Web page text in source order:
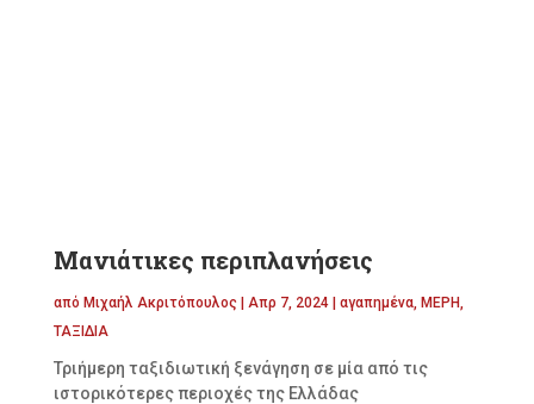
Μανιάτικες περιπλανήσεις
από Μιχαήλ Ακριτόπουλος| Απρ 7, 2024| αγαπημένα, ΜΕΡΗ,
ΤΑΞΙΔΙΑ
Τριήμερη ταξιδιωτική ξενάγηση σε μία από τις
ιστορικότερες περιοχές της Ελλάδας